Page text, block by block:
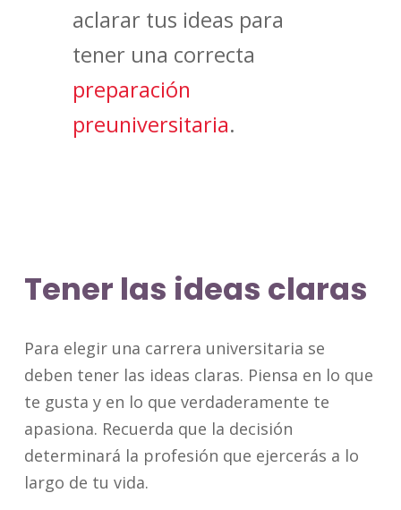
aclarar tus ideas para
tener una correcta
preparación
preuniversitaria.
Tener las ideas claras
Para elegir una carrera universitaria se
deben tener las ideas claras. Piensa en lo que
te gusta y en lo que verdaderamente te
apasiona. Recuerda que la decisión
determinará la profesión que ejercerás a lo
largo de tu vida.